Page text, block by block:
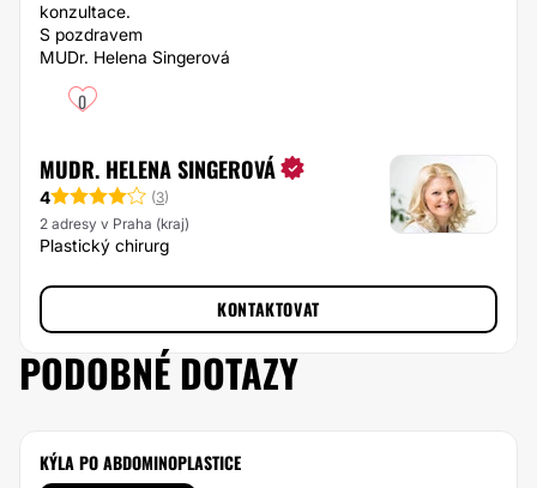
konzultace.
S pozdravem
MUDr. Helena Singerová
0
MUDR. HELENA SINGEROVÁ
4 (3)
2 adresy v Praha (kraj)
Plastický chirurg
KONTAKTOVAT
PODOBNÉ DOTAZY
KÝLA PO ABDOMINOPLASTICE